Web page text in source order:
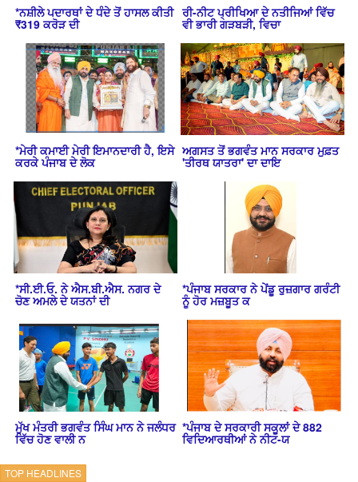
*ਨਸ਼ੀਲੇ ਪਦਾਰਥਾਂ ਦੇ ਧੰਦੇ ਤੋਂ ਹਾਸਲ ਕੀਤੀ
₹319 ਕਰੋੜ ਦੀ
ਰੀ-ਨੀਟ ਪ੍ਰੀਖਿਆ ਦੇ ਨਤੀਜਿਆਂ ਵਿੱਚ
ਵੀ ਭਾਰੀ ਗੜਬੜੀ, ਵਿਚਾ
*ਮੇਰੀ ਕਮਾਈ ਮੇਰੀ ਇਮਾਨਦਾਰੀ ਹੈ, ਇਸੇ
ਕਰਕੇ ਪੰਜਾਬ ਦੇ ਲੋਕ
ਅਗਸਤ ਤੋਂ ਭਗਵੰਤ ਮਾਨ ਸਰਕਾਰ ਮੁਫ਼ਤ
'ਤੀਰਥ ਯਾਤਰਾ' ਦਾ ਦਾਇ
*ਸੀ.ਈ.ਓ. ਨੇ ਐਸ.ਬੀ.ਐਸ. ਨਗਰ ਦੇ
ਚੋਣ ਅਮਲੇ ਦੇ ਯਤਨਾਂ ਦੀ
*ਪੰਜਾਬ ਸਰਕਾਰ ਨੇ ਪੇਂਡੂ ਰੁਜ਼ਗਾਰ ਗਰੰਟੀ
ਨੂੰ ਹੋਰ ਮਜ਼ਬੂਤ ਕ
ਮੁੱਖ ਮੰਤਰੀ ਭਗਵੰਤ ਸਿੰਘ ਮਾਨ ਨੇ ਜਲੰਧਰ
ਵਿੱਚ ਹੋਣ ਵਾਲੀ ਨ
*ਪੰਜਾਬ ਦੇ ਸਰਕਾਰੀ ਸਕੂਲਾਂ ਦੇ 882
ਵਿਦਿਆਰਥੀਆਂ ਨੇ ਨੀਟ-ਯ
TOP HEADLINES